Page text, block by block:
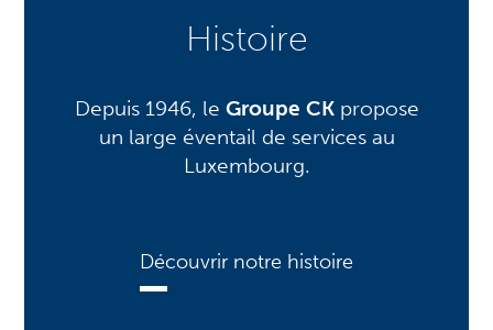
Histoire
Depuis 1946, le Groupe CKpropose
un large éventail de services au
Luxembourg.
Découvrir notre histoire